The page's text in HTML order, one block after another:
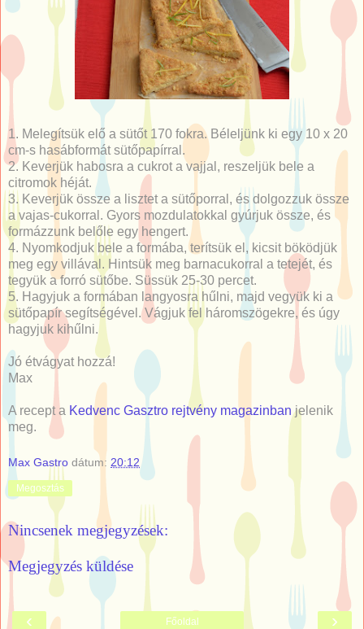
1. Melegítsük elő a sütőt 170 fokra. Béleljünk ki egy 10 x 20
cm-s hasábformát sütőpapírral.
2. Keverjük habosra a cukrot a vajjal, reszeljük bele a
citromok héját.
3. Keverjük össze a lisztet a sütőporral, és dolgozzuk össze
a vajas-cukorral. Gyors mozdulatokkal gyúrjuk össze, és
formázzunk belőle egy hengert.
4. Nyomkodjuk bele a formába, terítsük el, kicsit böködjük
meg egy villával. Hintsük meg barnacukorral a tetejét, és
tegyük a forró sütőbe. Süssük 25-30 percet.
5. Hagyjuk a formában langyosra hűlni, majd vegyük ki a
sütőpapír segítségével. Vágjuk fel háromszögekre, és úgy
hagyjuk kihűlni.
Jó étvágyat hozzá!
Max
A recept a Kedvenc Gasztro rejtvény magazinbanjelenik
meg.
Max Gastro dátum: 20:12
Megosztás
Nincsenek megjegyzések:
Megjegyzés küldése
‹ ›
Főoldal